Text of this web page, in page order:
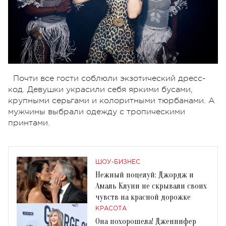
Почти все гости соблюли экзотический дресс-
код. Девушки украсили себя яркими бусами,
крупными серьгами и колоритными тюрбанами. А
мужчины выбрали одежду с тропическими
принтами.
ШОУ-БИЗНЕС
Нежный поцелуй: Джордж и
Амаль Клуни не скрывали своих
чувств на красной дорожке
КРАСОТА
Она похорошела! Дженнифер